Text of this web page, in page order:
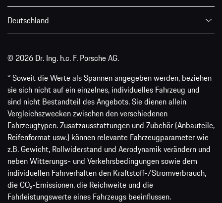
Deutschland
© 2026 Dr. Ing. h.c. F. Porsche AG.
* Soweit die Werte als Spannen angegeben werden, beziehen
sie sich nicht auf ein einzelnes, individuelles Fahrzeug und
sind nicht Bestandteil des Angebots. Sie dienen allein
Vergleichszwecken zwischen den verschiedenen
Fahrzeugtypen. Zusatzausstattungen und Zubehör (Anbauteile,
Reifenformat usw.) können relevante Fahrzeugparameter wie
z.B. Gewicht, Rollwiderstand und Aerodynamik verändern und
neben Witterungs- und Verkehrsbedingungen sowie dem
individuellen Fahrverhalten den Kraftstoff-/Stromverbrauch,
die CO₂-Emissionen, die Reichweite und die
Fahrleistungswerte eines Fahrzeugs beeinflussen.